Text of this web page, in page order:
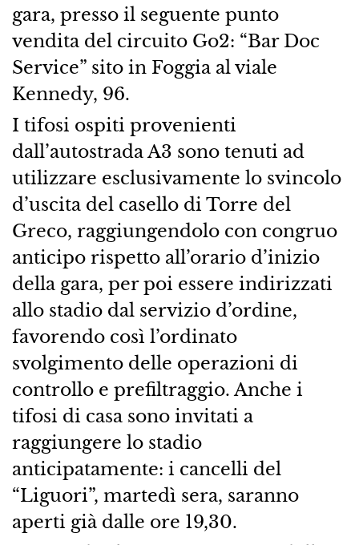
gara, presso il seguente punto
vendita del circuito Go2: “Bar Doc
Service” sito in Foggia al viale
Kennedy, 96.
I tifosi ospiti provenienti
dall’autostrada A3 sono tenuti ad
utilizzare esclusivamente lo svincolo
d’uscita del casello di Torre del
Greco, raggiungendolo con congruo
anticipo rispetto all’orario d’inizio
della gara, per poi essere indirizzati
allo stadio dal servizio d’ordine,
favorendo così l’ordinato
svolgimento delle operazioni di
controllo e prefiltraggio. Anche i
tifosi di casa sono invitati a
raggiungere lo stadio
anticipatamente: i cancelli del
“Liguori”, martedì sera, saranno
aperti già dalle ore 19,30.